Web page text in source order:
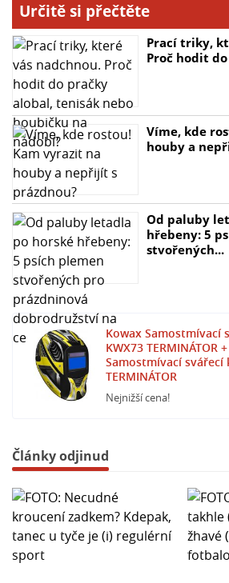
Určitě si přečtěte
Prací triky,
Proč hodit
Víme, kde
houby a
Od paluby
hřebeny: 5
stvořených...
Kowax Samostmívací
KWX73 TERMINÁTOR
Samostmívací svářecí
TERMINÁTOR
Nejnižší cena!
Články odjinud